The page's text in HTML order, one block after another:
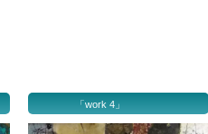
「work 4」